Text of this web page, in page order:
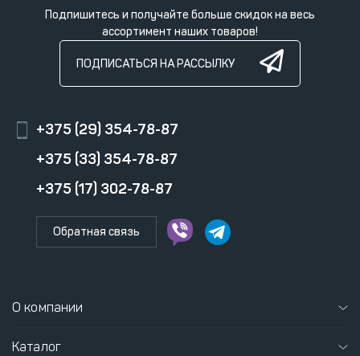
Подпишитесь и получайте больше скидок на весь
ассортимент наших товаров!
ПОДПИСАТЬСЯ НА РАССЫЛКУ
+375 (29) 354-78-87
+375 (33) 354-78-87
+375 (17) 302-78-87
Обратная связь
О компании
Каталог